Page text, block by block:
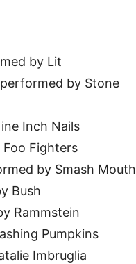
by Lit
by Stone
Inch Nails
Foo Fighters
by Smash Mouth
Bush
Rammstein
Pumpkins
Imbruglia